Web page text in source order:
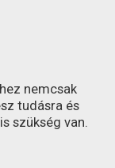
nemcsak
tudásra és
szükség van.